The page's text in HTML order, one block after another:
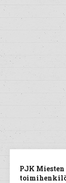
PJK